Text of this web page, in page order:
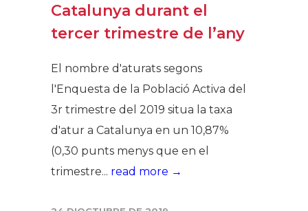
Catalunya durant el
tercer trimestre de l’any
El nombre d'aturats segons
l'Enquesta de la Població Activa del
3r trimestre del 2019 situa la taxa
d'atur a Catalunya en un 10,87%
(0,30 punts menys que en el
trimestre... read more →